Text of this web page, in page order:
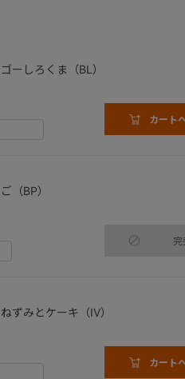
ーしろくま（BL）
カート
（BP）
完
ずみとケーキ（IV）
カート